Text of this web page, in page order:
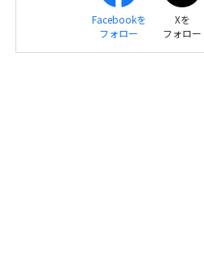
Facebookを
フォロー
Xを
フォロー